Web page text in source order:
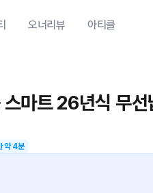
오너리뷰 아티클
마트 26년식 무선
약4분